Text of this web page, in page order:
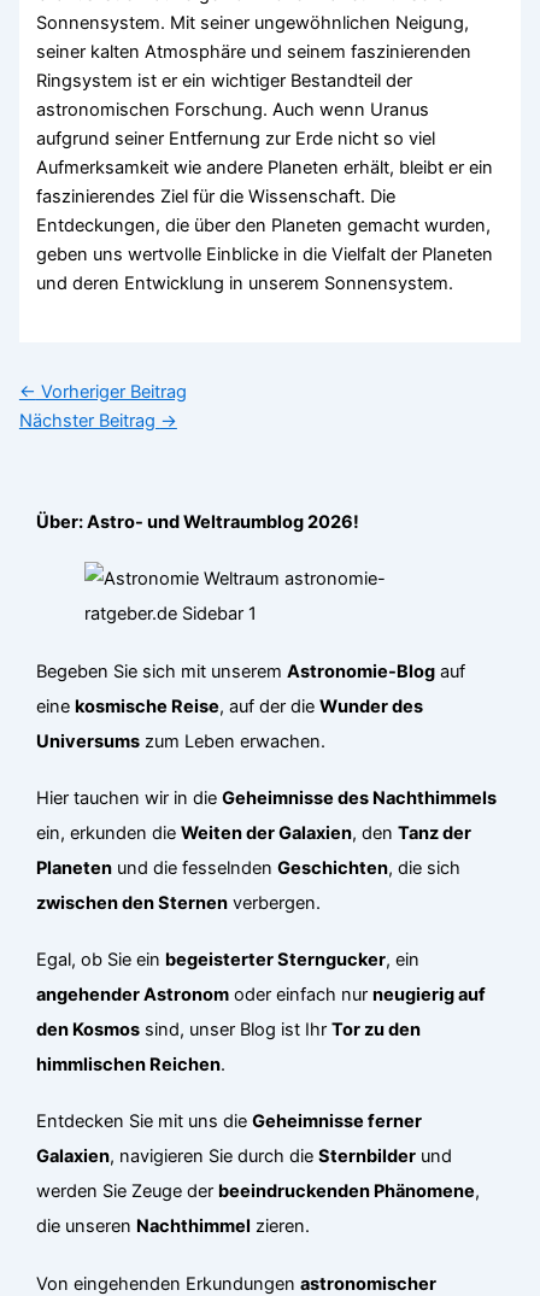
Sonnensystem. Mit seiner ungewöhnlichen Neigung,
seiner kalten Atmosphäre und seinem faszinierenden
Ringsystem ist er ein wichtiger Bestandteil der
astronomischen Forschung. Auch wenn Uranus
aufgrund seiner Entfernung zur Erde nicht so viel
Aufmerksamkeit wie andere Planeten erhält, bleibt er ein
faszinierendes Ziel für die Wissenschaft. Die
Entdeckungen, die über den Planeten gemacht wurden,
geben uns wertvolle Einblicke in die Vielfalt der Planeten
und deren Entwicklung in unserem Sonnensystem.
← Vorheriger Beitrag
Nächster Beitrag →
Über: Astro- und Weltraumblog 2026!
Begeben Sie sich mit unseremAstronomie-Blog auf
einekosmische Reise, auf der dieWunder des
Universums zum Leben erwachen.
Hier tauchen wir in dieGeheimnisse des Nachthimmels
ein, erkunden dieWeiten der Galaxien, denTanz der
Planeten und die fesselndenGeschichten, die sich
zwischen den Sternen verbergen.
Egal, ob Sie ein begeisterter Sterngucker, ein
angehender Astronom oder einfach nurneugierig auf
den Kosmos sind, unser Blog ist IhrTor zu den
himmlischen Reichen.
Entdecken Sie mit uns dieGeheimnisse ferner
Galaxien, navigieren Sie durch dieSternbilder und
werden Sie Zeuge der beeindruckenden Phänomene,
die unseren Nachthimmel zieren.
Von eingehenden Erkundungenastronomischer